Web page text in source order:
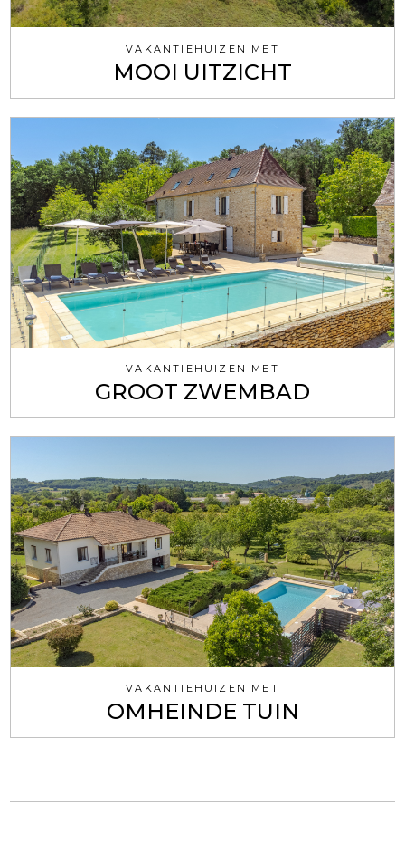
VAKANTIEHUIZEN MET
MOOI UITZICHT
VAKANTIEHUIZEN MET
GROOT ZWEMBAD
VAKANTIEHUIZEN MET
OMHEINDE TUIN